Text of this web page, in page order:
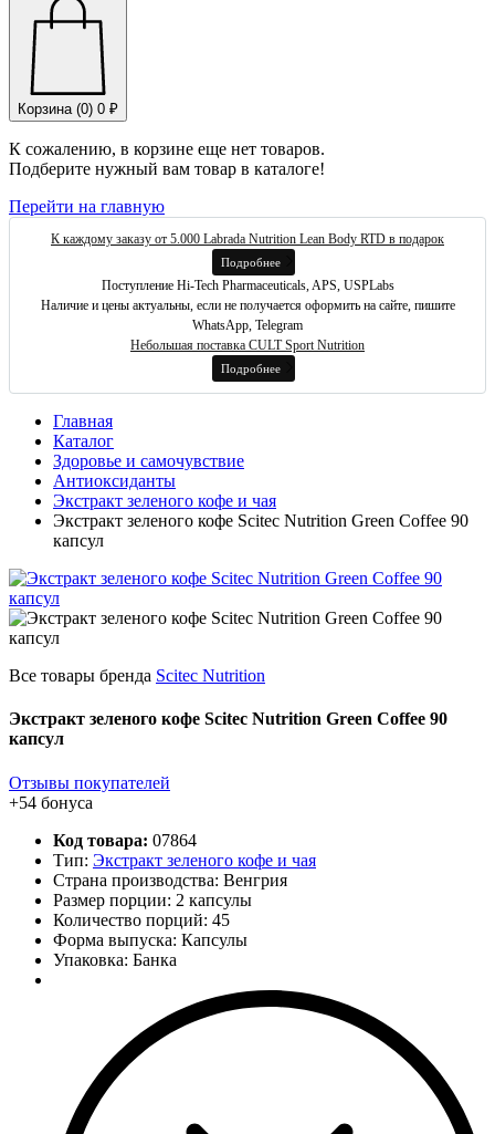
Корзина (0) 0 ₽
К сожалению, в корзине еще нет товаров.
Подберите нужный вам товар в каталоге!
Перейти на главную
К каждому заказу от 5.000 Labrada Nutrition Lean Body RTD в подарок
Подробнее
Поступление Hi-Tech Pharmaceuticals, APS, USPLabs
Наличие и цены актуальны, если не получается оформить на сайте, пишите
WhatsApp, Telegram
Небольшая поставка CULT Sport Nutrition
Подробнее
Главная
Каталог
Здоровье и самочувствие
Антиоксиданты
Экстракт зеленого кофе и чая
Экстракт зеленого кофе Scitec Nutrition Green Coffee 90
капсул
Все товары бренда Scitec Nutrition
Экстракт зеленого кофе Scitec Nutrition Green Coffee 90
капсул
Отзывы покупателей
+54 бонуса
Код товара: 07864
Тип: Экстракт зеленого кофе и чая
Страна производства: Венгрия
Размер порции: 2 капсулы
Количество порций: 45
Форма выпуска: Капсулы
Упаковка: Банка